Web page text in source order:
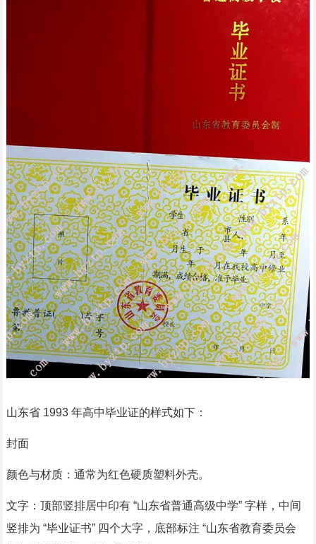
山东省 1993 年高中毕业证的样式如下：
封面
颜色与材质：通常为红色硬质塑料外壳。
文字：顶部竖排居中印有 “山东省普通高级中学” 字样，中间
竖排为 “毕业证书” 四个大字，底部标注 “山东省教育委员会